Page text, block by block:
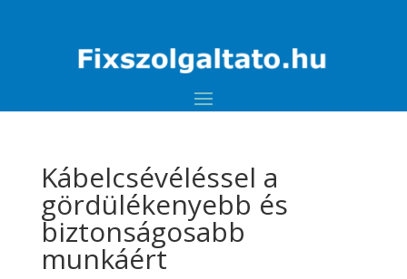
Kábelcsévéléssel a
gördülékenyebb és
biztonságosabb
munkáért